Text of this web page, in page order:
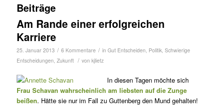
Beiträge
Am Rande einer erfolgreichen
Karriere
25. Januar 2013 / 6 Kommentare / in Gut Entscheiden, Politik, Schwierige
Entscheidungen, Zukunft / von kjlietz
In diesen Tagen möchte sich
Frau Schavan wahrscheinlich am liebsten auf die Zunge
beißen. Hätte sie nur im Fall zu Guttenberg den Mund gehalten!